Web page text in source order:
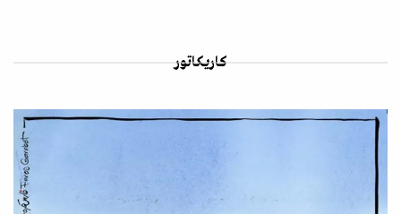
كاريكاتور